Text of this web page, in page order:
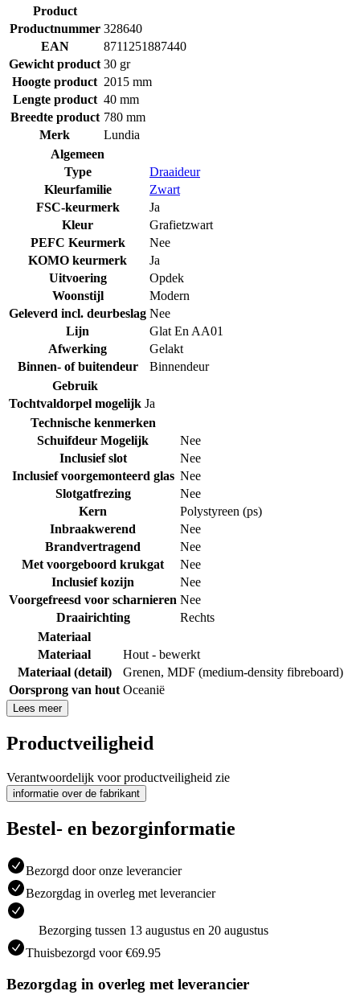
Product
Productnummer 328640
EAN
8711251887440
Gewicht product 30 gr
Hoogte product 2015 mm
Lengte product 40 mm
Breedte product 780 mm
Merk
Lundia
Algemeen
Type
Draaideur
Kleurfamilie
Zwart
FSC-keurmerk
Ja
Kleur
Grafietzwart
PEFC Keurmerk
Nee
KOMO keurmerk
Ja
Uitvoering
Opdek
Woonstijl
Modern
Geleverd incl. deurbeslag Nee
Lijn
Glat En AA01
Afwerking
Gelakt
Binnen- of buitendeur
Binnendeur
Gebruik
Tochtvaldorpel mogelijk Ja
Technische kenmerken
Schuifdeur Mogelijk
Nee
Inclusief slot
Nee
Inclusief voorgemonteerd glas Nee
Slotgatfrezing
Nee
Kern
Polystyreen (ps)
Inbraakwerend
Nee
Brandvertragend
Nee
Met voorgeboord krukgat
Nee
Inclusief kozijn
Nee
Voorgefreesd voor scharnieren Nee
Draairichting
Rechts
Materiaal
Materiaal
Hout - bewerkt
Materiaal (detail)
Grenen, MDF (medium-density fibreboard)
Oorsprong van hout Oceanië
Lees meer
Productveiligheid
Verantwoordelijk voor productveiligheid zie
informatie over de fabrikant
Bestel- en bezorginformatie
Bezorgd door onze leverancier
Bezorgdag in overleg met leverancier
Bezorging tussen 13 augustus en 20 augustus
Thuisbezorgd voor €69.95
Bezorgdag in overleg met leverancier